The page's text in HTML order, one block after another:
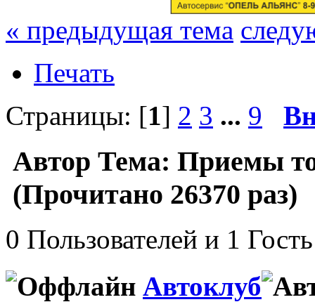
« предыдущая тема
Печать
Страницы: [1] 2 3 ... 9
Автор Тема: Приемы
(Прочитано 26370 раз)
0 Пользователей и 1
Автоклуб